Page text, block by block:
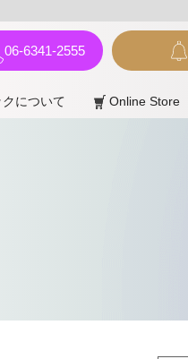
06-6341-2555
について Online Store